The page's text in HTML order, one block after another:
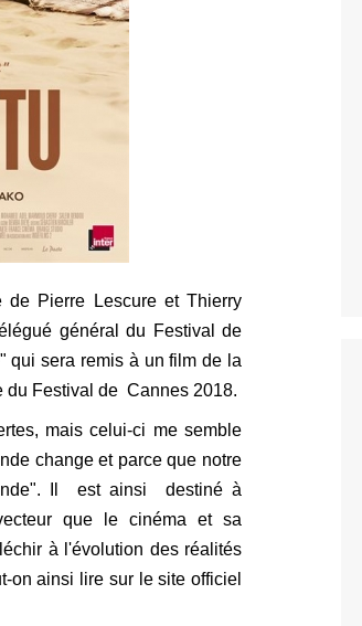
de Pierre Lescure et Thierry
général du Festival de
" qui sera remis à un film de la
du Festival de Cannes 2018.
mais celui-ci me semble
change et parce que notre
Il est ainsi destiné à
que le cinéma et sa
à l'évolution des réalités
on ainsi lire sur le site officiel